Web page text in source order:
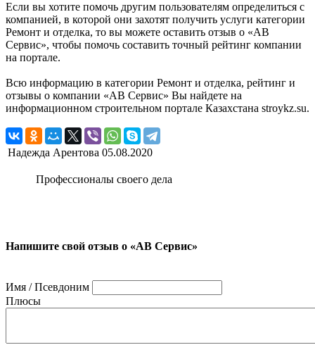
Если вы хотите помочь другим пользователям определиться с
компанией, в которой они захотят получить услуги категории
Ремонт и отделка, то вы можете оставить отзыв о «АВ
Сервис», чтобы помочь составить точный рейтинг компании
на портале.
Всю информацию в категории Ремонт и отделка, рейтинг и
отзывы о компании «АВ Сервис» Вы найдете на
информационном строительном портале Казахстана stroykz.su.
Надежда Арентова 05.08.2020
Профессионалы своего дела
Напишите свой отзыв о «АВ Сервис»
Имя / Псевдоним
Плюсы